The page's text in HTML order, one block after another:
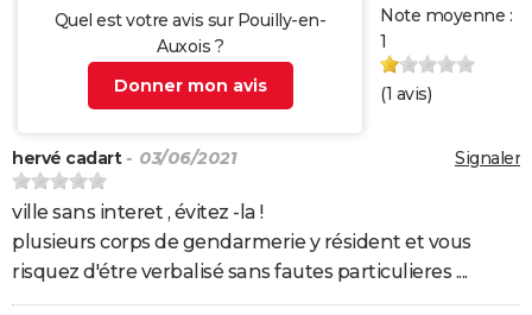
Quel est votre avis sur Pouilly-en-
Auxois ?
Donner mon avis
Note moyenne :
1
(1 avis)
Signaler
hervé cadart- 03/06/2021
ville sans interet , évitez -la !
plusieurs corps de gendarmerie y résident et vous
risquez d'étre verbalisé sans fautes particulieres ....